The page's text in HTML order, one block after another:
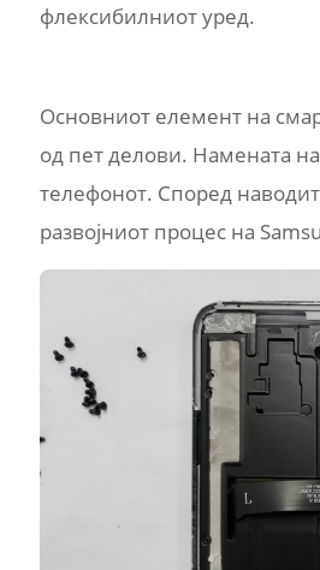
флексибилниот уред.
Основниот елемент на
од пет делови. Намената
телефонот. Според
развојниот процес на